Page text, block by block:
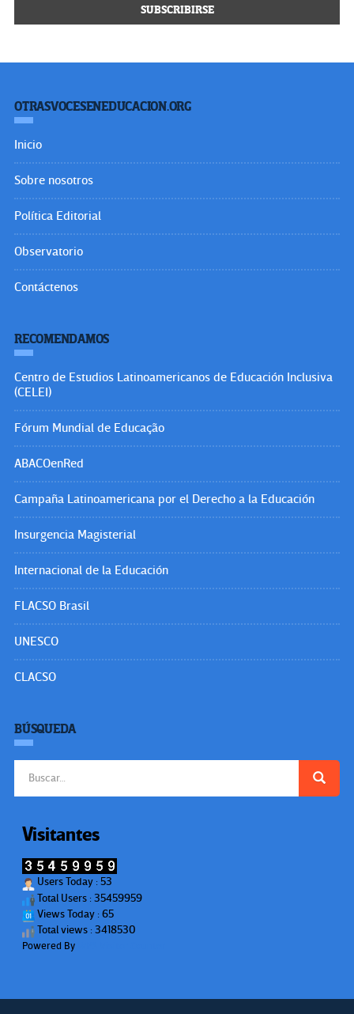
OTRASVOCESENEDUCACION.ORG
Inicio
Sobre nosotros
Política Editorial
Observatorio
Contáctenos
RECOMENDAMOS
Centro de Estudios Latinoamericanos de Educación Inclusiva
(CELEI)
Fórum Mundial de Educação
ABACOenRed
Campaña Latinoamericana por el Derecho a la Educación
Insurgencia Magisterial
Internacional de la Educación
FLACSO Brasil
UNESCO
CLACSO
BÚSQUEDA
Visitantes
Users Today : 53
Total Users : 35459959
Views Today : 65
Total views : 3418530
Powered By